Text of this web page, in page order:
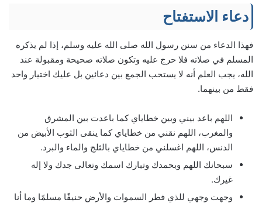
دعاء الاستفتاح
فهذا الدعاء من سنن رسول الله صلى الله عليه وسلم، إذا لم يذكره
المسلم في صلاته فلا حرج عليه وتكون صلاته صحيحة ومقبولة عند
الله، يجب العلم أنه لا يستحب الجمع بين دعائين بل عليك اختيار واحد
فقط من بينهما.
اللهم باعد بيني وبين خطاياي كما باعدت بين المشرق
والمغرب، اللهم نقني من خطاياي كما ينقى الثوب الأبيض من
الدنس، اللهم اغسلني من خطاياي بالثلج والماء والبرد.
سبحانك اللهم وبحمدك وتبارك اسمك وتعالى جدك ولا إله
غيرك.
وجهت وجهي للذي فطر السموات والأرض حنيفًا مسلمًا وما أنا